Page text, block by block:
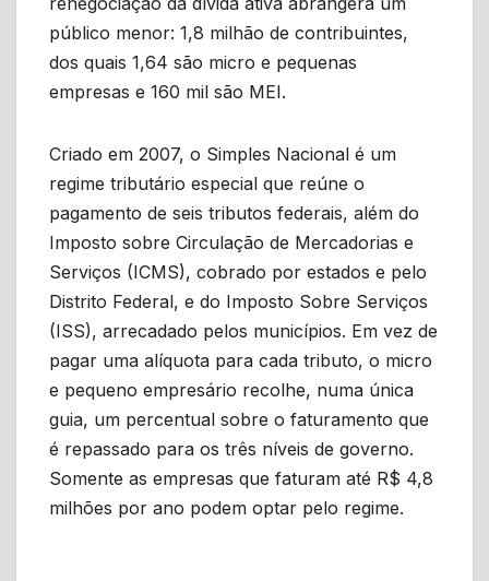
público menor: 1,8 milhão de contribuintes,
dos quais 1,64 são micro e pequenas
empresas e 160 mil são MEI.
Criado em 2007, o Simples Nacional é um
regime tributário especial que reúne o
pagamento de seis tributos federais, além do
Imposto sobre Circulação de Mercadorias e
Serviços (ICMS), cobrado por estados e pelo
Distrito Federal, e do Imposto Sobre Serviços
(ISS), arrecadado pelos municípios. Em vez de
pagar uma alíquota para cada tributo, o micro
e pequeno empresário recolhe, numa única
guia, um percentual sobre o faturamento que
é repassado para os três níveis de governo.
Somente as empresas que faturam até R$ 4,8
milhões por ano podem optar pelo regime.